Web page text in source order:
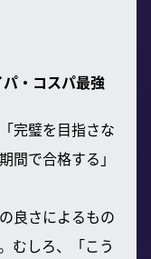
・コスパ最強
完璧を目指さな
間で合格する」
良さによるもの
むしろ、「こう